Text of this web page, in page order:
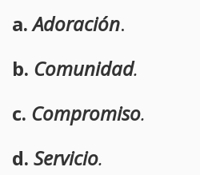
a.Adoración.
b. Comunidad.
c. Compromiso.
d. Servicio.